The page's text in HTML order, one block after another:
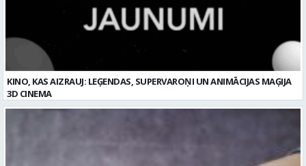
KINO, KAS AIZRAUJ: LEĢENDAS, SUPERVAROŅI UN ANIMĀCIJAS MAĢIJA
3D CINEMA